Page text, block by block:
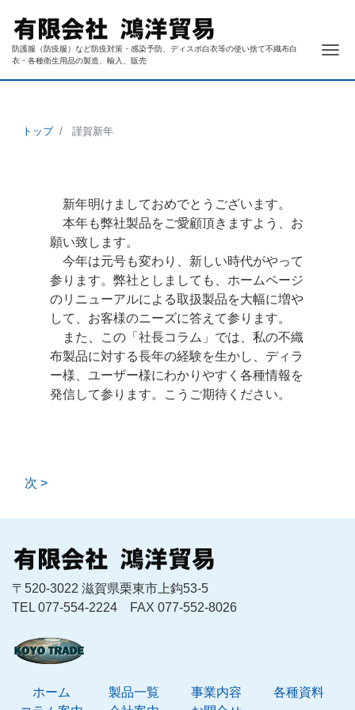
防護服（防疫服）など防疫対策・感染予防、ディスポ白衣等の使い捨て不織布白
衣・各種衛生用品の製造、輸入、販売
ナ
トップ 謹賀新年
新年明けましておめでとうございます。
本年も弊社製品をご愛顧頂きますよう、お
願い致します。
今年は元号も変わり、新しい時代がやって
参ります。弊社としましても、ホームページ
のリニューアルによる取扱製品を大幅に増や
して、お客様のニーズに答えて参ります。
また、この「社長コラム」では、私の不織
布製品に対する長年の経験を生かし、ディラ
ー様、ユーザー様にわかりやすく各種情報を
発信して参ります。こうご期待ください。
次 >
〒520-3022 滋賀県栗東市上鈎53-5
TEL 077-554-2224 FAX 077-552-8026
ホーム 製品一覧 事業内容
各種資料